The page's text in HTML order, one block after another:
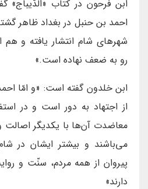
ابن فرحون در كتاب
احمد بن حنبل در بغداد ظاهر
شهرهاى شام انتشار يافته و
رو به ضعف نهاده است.»
ابن خلدون گفته است: «و امّا
از اجتهاد به دور است و در
معاضدت آن‌ها با يكديگر اصالت
مى‌باشند و بيشتر ايشان در
پيروان از همه مردم، سنّت و
دارند»